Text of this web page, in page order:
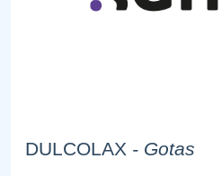
DULCOLAX - Gotas